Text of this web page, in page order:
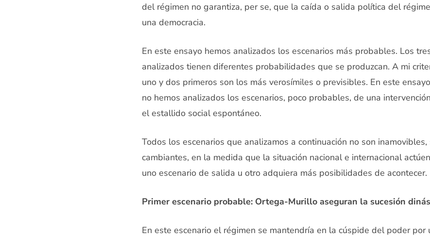
del régimen no garantiza, per se, que la caída o salida política del
una democracia.
En este ensayo hemos analizados los escenarios más probables. Los
analizados tienen diferentes probabilidades que se produzcan. A mi
uno y dos primeros son los más verosímiles o previsibles. En este
no hemos analizados los escenarios, poco probables, de una
el estallido social espontáneo.
Todos los escenarios que analizamos a continuación no son
cambiantes, en la medida que la situación nacional e internacional
uno escenario de salida u otro adquiera más posibilidades de acontecer.
Primer escenario probable: Ortega-Murillo aseguran la sucesión
En este escenario el régimen se mantendría en la cúspide del poder por